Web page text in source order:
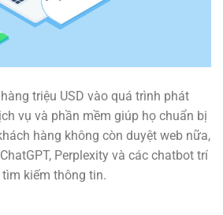
triệu USD vào quá trình phát
vụ và phần mềm giúp họ chuẩn bị
hàng không còn duyệt web nữa,
Perplexity và các chatbot trí
kiếm thông tin.